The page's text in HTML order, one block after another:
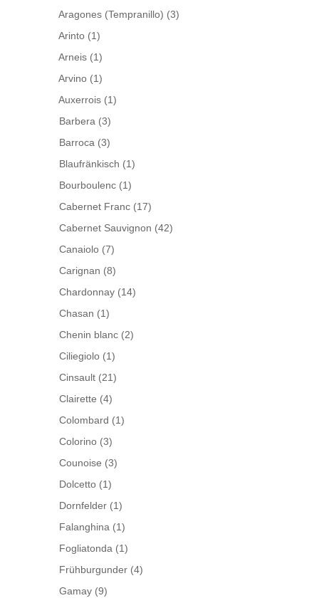
Aragones (Tempranillo) (3)
Arinto (1)
Arneis (1)
Arvino (1)
Auxerrois (1)
Barbera (3)
Barroca (3)
Blaufränkisch (1)
Bourboulenc (1)
Cabernet Franc (17)
Cabernet Sauvignon (42)
Canaiolo (7)
Carignan (8)
Chardonnay (14)
Chasan (1)
Chenin blanc (2)
Ciliegiolo (1)
Cinsault (21)
Clairette (4)
Colombard (1)
Colorino (3)
Counoise (3)
Dolcetto (1)
Dornfelder (1)
Falanghina (1)
Fogliatonda (1)
Frühburgunder (4)
Gamay (9)